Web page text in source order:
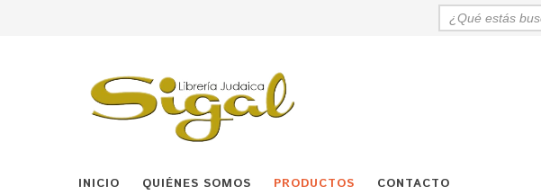
INICIO QUIÉNES SOMOS PRODUCTOS CONTACTO